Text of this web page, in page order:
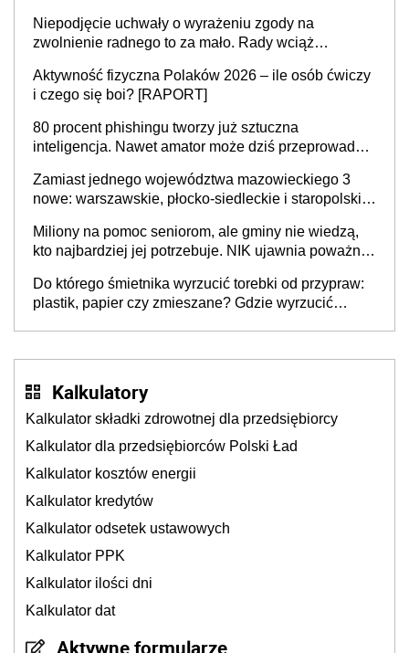
Niepodjęcie uchwały o wyrażeniu zgody na
zwolnienie radnego to za mało. Rady wciąż
sprawy
Aktywność fizyczna Polaków 2026 – ile osób ćwiczy
i czego się boi? [RAPORT]
80 procent phishingu tworzy już sztuczna
inteligencja. Nawet amator może dziś przeprowadzić
Zamiast jednego województwa mazowieckiego 3
nowe: warszawskie, płocko-siedleckie i staropolskie.
stołecznych
Miliony na pomoc seniorom, ale gminy nie wiedzą,
kto najbardziej jej potrzebuje. NIK ujawnia poważną
Do którego śmietnika wyrzucić torebki od przypraw:
plastik, papier czy zmieszane? Gdzie wyrzucić
Kalkulatory
Kalkulator składki zdrowotnej dla przedsiębiorcy
Kalkulator dla przedsiębiorców Polski Ład
Kalkulator kosztów energii
Kalkulator kredytów
Kalkulator odsetek ustawowych
Kalkulator PPK
Kalkulator ilości dni
Kalkulator dat
Aktywne formularze